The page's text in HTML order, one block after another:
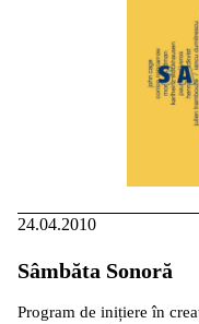
24.04.2010
Sâmbăta Sonoră
Program de inițiere în